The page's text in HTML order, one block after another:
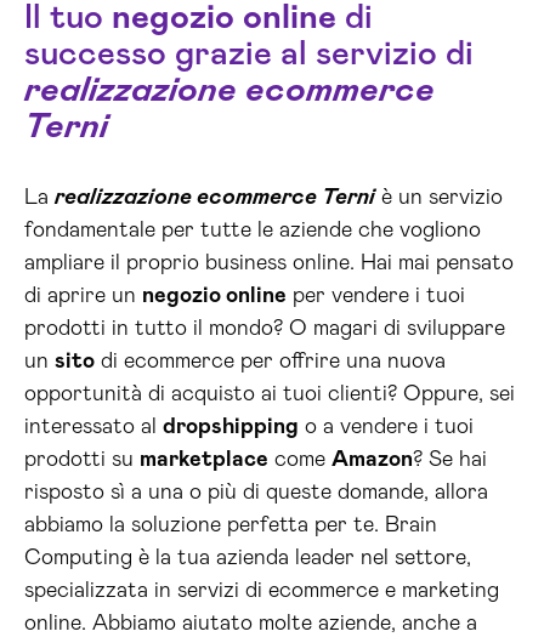
Il tuo negozio online di
successo grazie al servizio di
realizzazione ecommerce
Terni
Larealizzazione ecommerce Terniè un servizio
fondamentale per tutte le aziende che vogliono
ampliare il proprio business online. Hai mai pensato
di aprire un negozio online per vendere i tuoi
prodotti in tutto il mondo? O magari di sviluppare
un sito di ecommerce per offrire una nuova
opportunità di acquisto ai tuoi clienti? Oppure, sei
interessato al dropshipping o a vendere i tuoi
prodotti su marketplace come Amazon? Se hai
risposto sì a una o più di queste domande, allora
abbiamo la soluzione perfetta per te. Brain
Computing è la tua azienda leader nel settore,
specializzata in servizi di ecommerce e marketing
online. Abbiamo aiutato molte aziende, anche a